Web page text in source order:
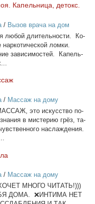
Ка­пель­ни­ца, де­токс.
/ Вызов врача на дом
лю­бой дли­тель­но­сти. Ко­
лом­ки.
за­ви­си­мо­стей. Ка­пель­
/ Массаж на дому
это ис­кус­ство по­
в ми­сте­рию грёз, та­
на­сла­жде­ния.
/ Массаж на дому
МНОГО ЧИТАТЬ!)))
ДОМА. ❌ИНТИМА НЕТ